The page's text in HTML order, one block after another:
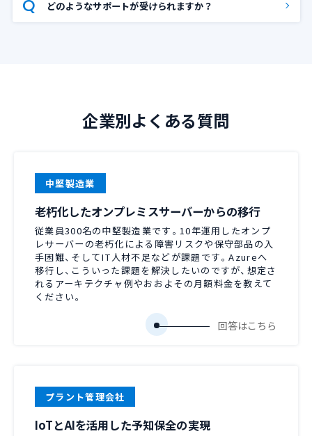
どのようなサポートが受けられますか？
企業別よくある質問
中堅製造業
老朽化したオンプレミスサーバーからの移行
従業員300名の中堅製造業です。10年運用したオンプ
レサーバーの老朽化による障害リスクや保守部品の入
手困難、そしてIT人材不足などが課題です。Azureへ
移行し、こういった課題を解決したいのですが、想定さ
れるアーキテクチャ例やおおよその月額料金を教えて
ください。
プラント管理会社
IoTとAIを活用した予知保全の実現